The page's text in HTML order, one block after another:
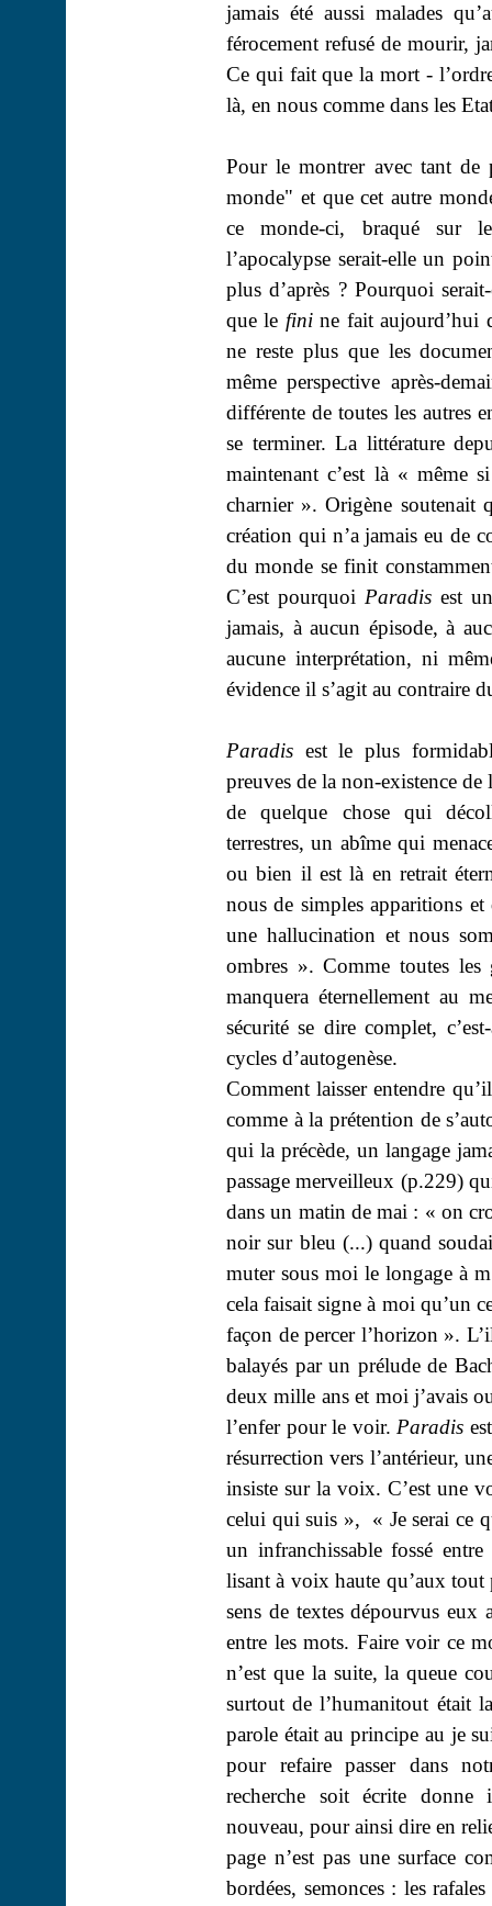
jamais été aussi malades
férocement refusé de mourir,
Ce qui fait que la mort -
là, en nous comme dans les
Pour le montrer avec tant
monde" et que cet autre
cemonde-ci, braqué sur le
l’apocalypse serait-elle un
plus d’après ? Pourquoi
que le fini ne fait
ne reste plus que les
même perspective après-
différente de toutes les autres
se terminer. La littérature
maintenant c’est là « même
charnier ». Origène soutenait
création qui n’a jamais eu de
du monde se finit
C’est pourquoi Paradisest
jamais, à aucun épisode, à
aucune interprétation, ni
évidence il s’agit au contraire
Paradis est le plus
preuves de la non-existence de
de quelque chose qui
terrestres, un abîme qui
ou bien il est là en retrait
nous de simples apparitions
une hallucination et nous
ombres ». Comme toutes les
manquera éternellement au
sécurité se dire complet,
cycles d’autogenèse.
Comment laisser entendre
comme à la prétention de s’
qui la précède, un langage
passage merveilleux (p.229)
dans un matin de mai : « on
noir sur bleu (...) quand
muter sous moi lelongage à
cela faisait signe à moi qu’un
façon de percer l’horizon ».
balayés par un prélude de
deux mille ans et moi j’avais
l’enfer pour le voir. Paradis
résurrection vers l’antérieur,
insiste sur la voix. C’est une
celui quisuis »,
« Je serai ce
un infranchissable fossé
lisant à voix haute qu’aux tout
sens de textes dépourvus eux
entre les mots. Faire voir ce
n’est que la suite, la queue
surtout de l’humanitout était
parole était au principe au je
pour refaire passer dans
recherche soit écrite donne
nouveau, pour ainsi dire en
page n’est pas une surface
bordées, semonces : les